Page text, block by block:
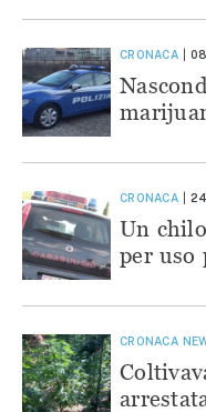
CRONACA
CRONACA
Un
per uso
CRONACA